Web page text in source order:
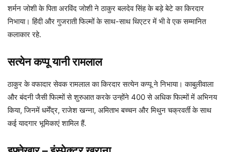
शर्मन जोशी के पिता अरविंद जोशी ने ठाकुर बलदेव सिंह के बड़े बेटे का किरदार
निभाया। हिंदी और गुजराती फिल्मों के साथ-साथ थिएटर में भी वे एक सम्मानित
कलाकार रहे.
सत्येन कप्पू यानी रामलाल
ठाकुर के वफादार सेवक रामलाल का किरदार सत्येन कप्पू ने निभाया। काबुलीवाला
और बंदनी जैसी फिल्मों से शुरुआत करके उन्होंने 400 से अधिक फिल्मों में अभिनय
किया, जिनमें धर्मेंद्र, राजेश खन्ना, अमिताभ बच्चन और मिथुन चक्रवर्ती के साथ
कई यादगार भूमिकाएं शामिल हैं.